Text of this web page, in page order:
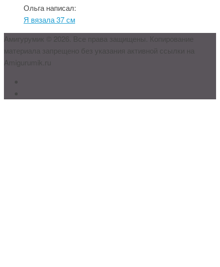
Ольга написал:
Я вязала 37 см
Амигурумик © 2026. Все права защищены. Копирование
материала запрещено без указания активной ссылки на
Amigurumik.ru